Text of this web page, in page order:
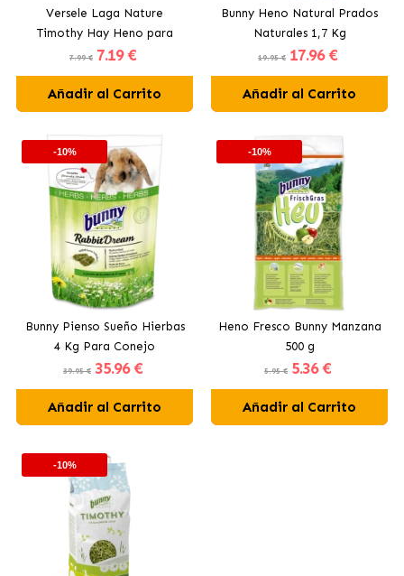
Versele Laga Nature
Timothy Hay Heno para
Pequeños Mamíferos con
7.99 € 7.19 €
Añadir al Carrito
Bunny Heno Natural Prados
Naturales 1,7 Kg
19.95 € 17.96 €
Añadir al Carrito
-10%
Bunny Pienso Sueño Hierbas
4 Kg Para Conejo
39.95 € 35.96 €
Añadir al Carrito
-10%
Heno Fresco Bunny Manzana
500 g
5.95 € 5.36 €
Añadir al Carrito
-10%